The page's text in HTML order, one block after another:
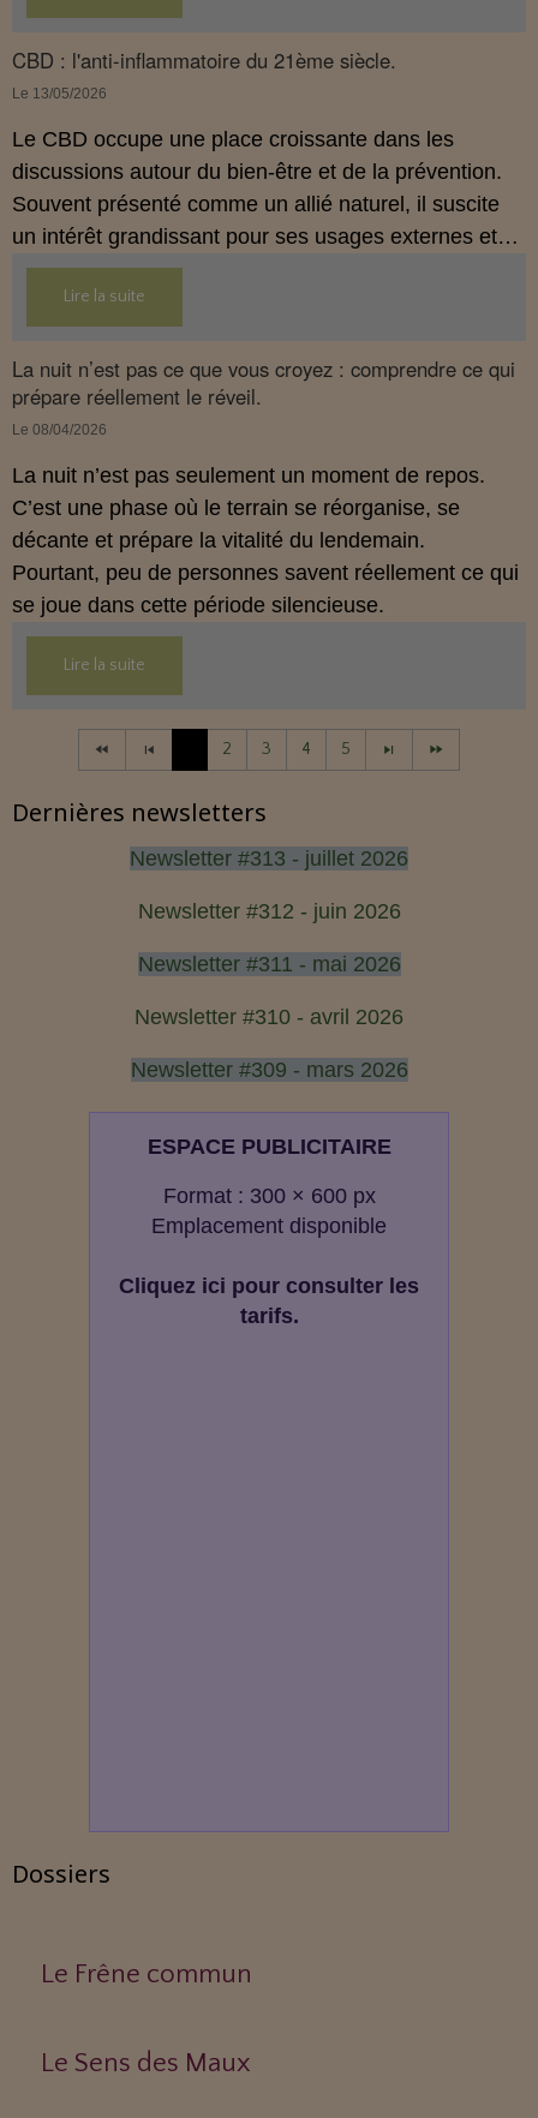
comprendre comment le CBD s’intègre dans une
approche globale de prévention.
CBD : l'anti-inflammatoire du 21ème siècle.
Le 13/05/2026
Le CBD occupe une place croissante dans les
discussions autour du bien‑être et de la prévention.
Souvent présenté comme un allié naturel, il suscite
un intérêt grandissant pour ses usages externes et
son interaction avec le système endocannabinoïde.
Cet article propose une mise au point claire, moderne
et conforme à la réglementation française de 2026.
Lire la suite
La nuit n’est pas ce que vous croyez : comprendre ce qui
prépare réellement le réveil.
Le 08/04/2026
La nuit n’est pas seulement un moment de repos.
C’est une phase où le terrain se réorganise, se
décante et prépare la vitalité du lendemain.
Pourtant, peu de personnes savent réellement ce qui
se joue dans cette période silencieuse.
Lire la suite
2 3 4 5
Dernières newsletters
Newsletter #313 - juillet 2026
Newsletter #312 - juin 2026
Newsletter #311 - mai 2026
Newsletter #310 - avril 2026
Newsletter #309 - mars 2026
ESPACE PUBLICITAIRE
Format : 300 × 600 px
Emplacement disponible
Cliquez ici pour consulter les
tarifs.
Dossiers
Le Frêne commun
Le Sens des Maux